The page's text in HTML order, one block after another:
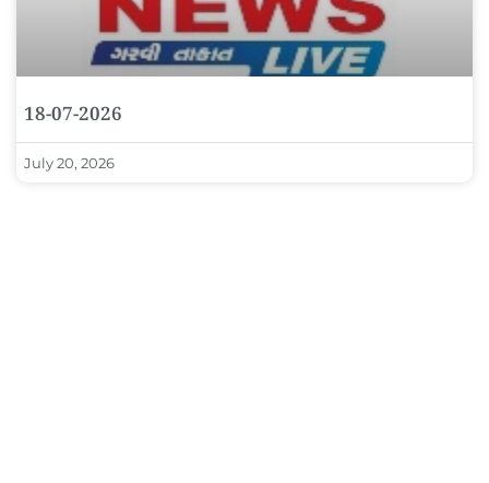
18-07-2026
July 20, 2026